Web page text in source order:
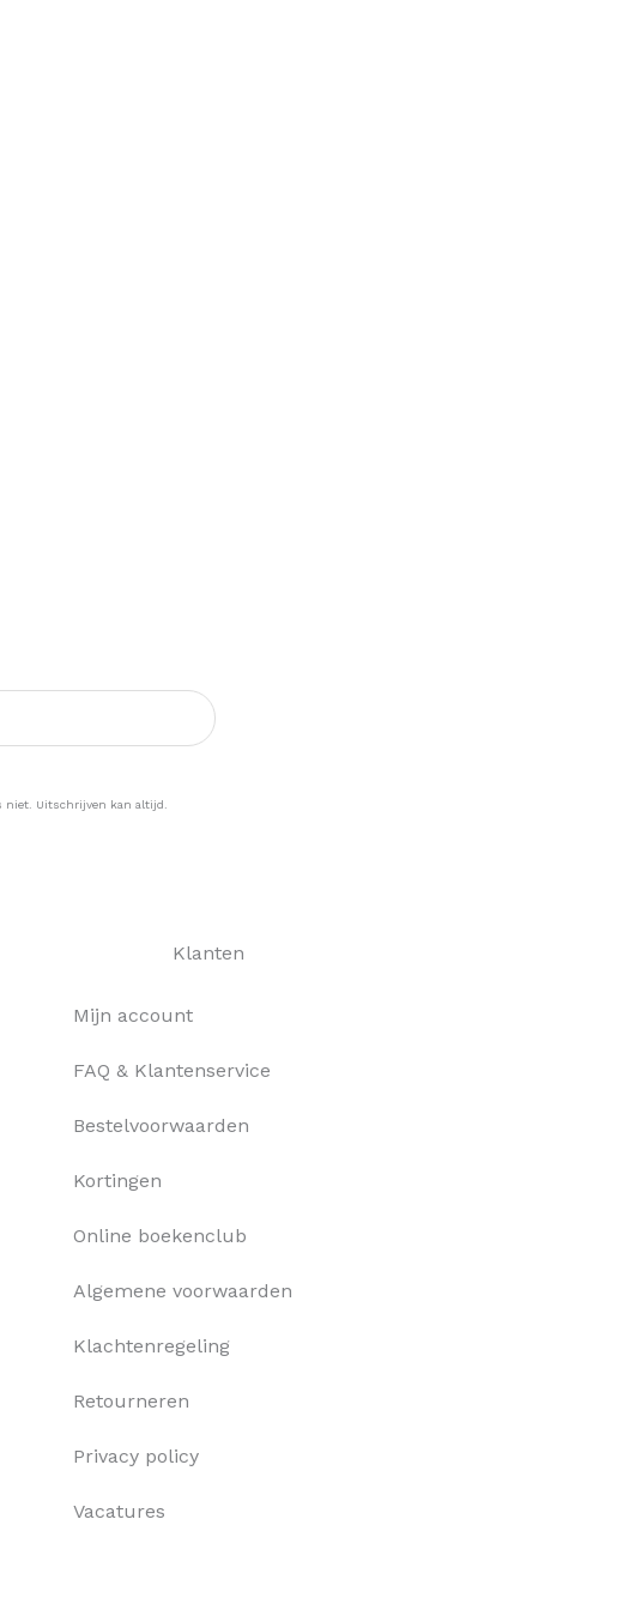
niet. Uitschrijven kan altijd.
Klanten
Mijn account
FAQ & Klantenservice
Bestelvoorwaarden
Kortingen
Online boekenclub
Algemene voorwaarden
Klachtenregeling
Retourneren
Privacy policy
Vacatures